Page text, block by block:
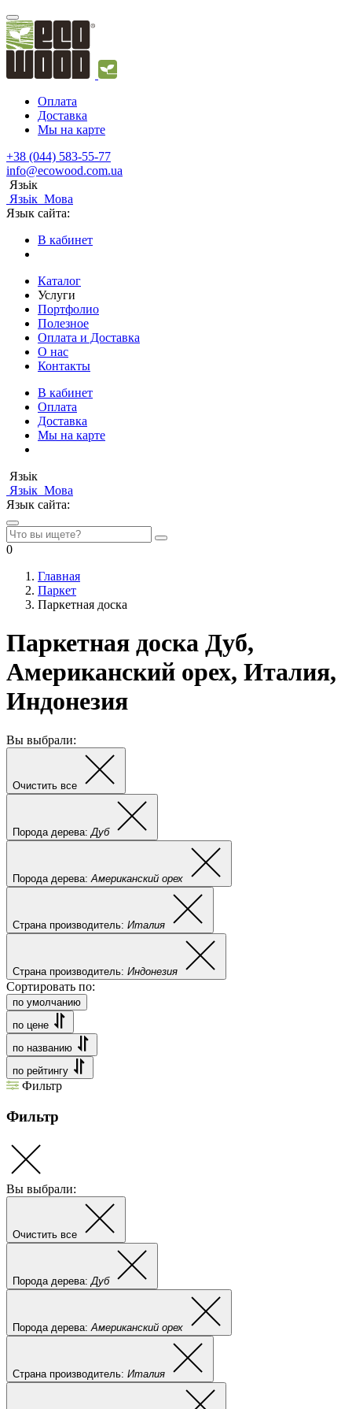
Оплата
Доставка
Мы на карте
+38 (044) 583-55-77
info@ecowood.com.ua
Язьік
Язьік Мова
Язык сайта:
В кабинет
Каталог
Услуги
Портфолио
Полезное
Оплата и Доставка
О нас
Контакты
В кабинет
Оплата
Доставка
Мы на карте
Язьік
Язьік Мова
Язык сайта:
0
Главная
Паркет
Паркетная доска
Паркетная доска Дуб,
Американский орех, Италия,
Индонезия
Вы выбрали:
Очистить все
Порода дерева: Дуб
Порода дерева: Американский орех
Страна производитель: Италия
Страна производитель: Индонезия
Сортировать по:
по умолчанию
по цене
по названию
по рейтингу
Фильтр
Фильтр
Вы выбрали:
Очистить все
Порода дерева:Дуб
Порода дерева:Американский орех
Страна производитель: Италия